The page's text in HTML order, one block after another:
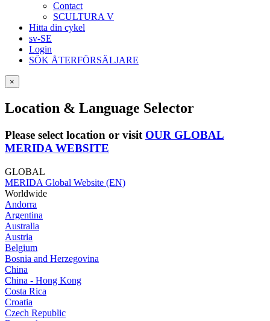
Contact
SCULTURA V
Hitta din cykel
sv-SE
Login
SÖK ÅTERFÖRSÄLJARE
×
Location & Language Selector
Please select location or visit OUR GLOBAL
MERIDA WEBSITE
GLOBAL
MERIDA Global Website (EN)
Worldwide
Andorra
Argentina
Australia
Austria
Belgium
Bosnia and Herzegovina
China
China - Hong Kong
Costa Rica
Croatia
Czech Republic